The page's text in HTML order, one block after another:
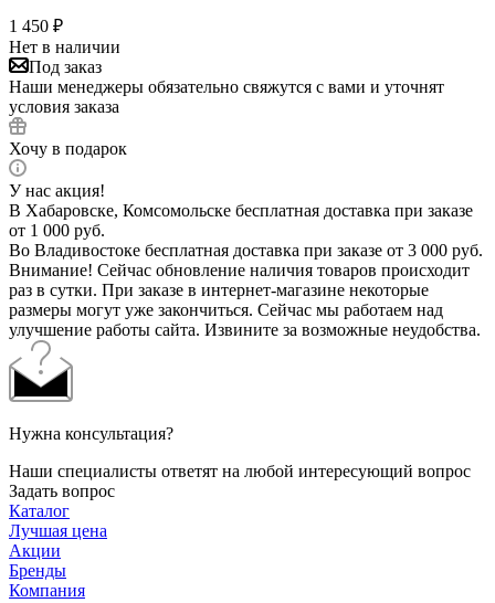
1 450 ₽
Нет в наличии
Под заказ
Наши менеджеры обязательно свяжутся с вами и уточнят
условия заказа
Хочу в подарок
У нас акция!
В Хабаровске, Комсомольске бесплатная доставка при заказе
от 1 000 руб.
Во Владивостоке бесплатная доставка при заказе от 3 000 руб.
Внимание! Сейчас обновление наличия товаров происходит
раз в сутки. При заказе в интернет-магазине некоторые
размеры могут уже закончиться. Сейчас мы работаем над
улучшение работы сайта. Извините за возможные неудобства.
Нужна консультация?
Наши специалисты ответят на любой интересующий вопрос
Задать вопрос
Каталог
Лучшая цена
Акции
Бренды
Компания